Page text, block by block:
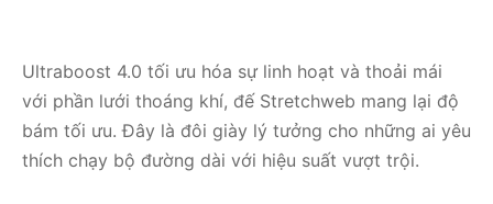
Ultraboost 4.0 tối ưu hóa sự linh hoạt và thoải mái
với phần lưới thoáng khí, đế Stretchweb mang lại độ
bám tối ưu. Đây là đôi giày lý tưởng cho những ai yêu
thích chạy bộ đường dài với hiệu suất vượt trội.